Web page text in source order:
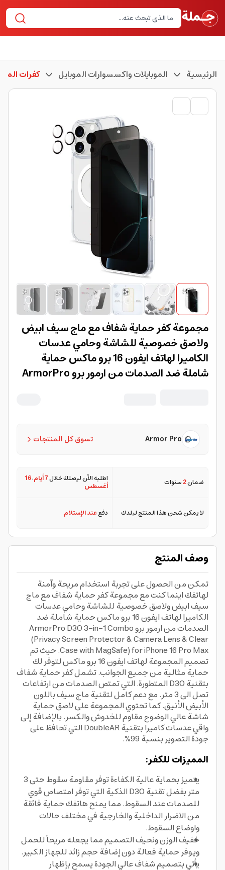
الرئيسية الموبايلات واكسسوارات الموبايل كفرات
مجموعة كفر حماية شفاف مع ماج سيف ابيض
ولاصق خصوصية للشاشة وحامي عدسات
الكاميرا لهاتف ايفون 16 برو ماكس حماية
شاملة ضد الصدمات من ارمور برو ArmorPro
تسوق كل المنتجات Armor Pro
ضمان2سنوات اطلبه الآن ليصلك خلال7 أيام ،16
أغسطس
لا يمكن شحن هذا المنتج لبلدك دفععند الإستلام
وصف المنتج
تمكن من الحصول على تجربة استخدام مريحة وآمنة
لهاتفك اينما كنت مع مجموعة كفر حماية شفاف مع ماج
سيف ابيض ولاصق خصوصية للشاشة وحامي عدسات
الكاميرا لهاتف ايفون 16 برو ماكس حماية شاملة ضد
الصدمات من ارمور برو ArmorPro D3O 3-in-1 Combo
(Privacy Screen Protector & Camera Lens & Clear
Case with MagSafe) for iPhone 16 Pro Max. حيث تم
تصميم المجموعة لهاتف ايفون 16 برو ماكس لتوفر لك
حماية مثالية من جميع الجوانب. تشمل كفر حماية شفاف
بتقنية D3O المتطورة. التي تمتص الصدمات من ارتفاعات
تصل الى 3 متر. مع دعم كامل لتقنية ماج سيف باللون
الأبيض الأنيق. كما تحتوي المجموعة على لاصق حماية
شاشة عالي الوضوح مقاوم للخدوش والكسر. بالإضافة إلى
واقي عدسات كاميرا بتقنية DoubleAR التي تحافظ على
جودة التصوير بنسبة 99%.
المميزات للكفر:
يتميز بحماية عالية الكفاءة توفر مقاومة سقوط حتى 3
متر بفضل تقنية D3O الذكية التي توفر امتصاص قوي
للصدمات عند السقوط. مما يمنح هاتفك حماية فائقة
من الاضرار الداخلية والخارجية في مختلف حالات
واوضاع السقوط.
خفيف الوزن ونحيف التصميم مما يجعله مريحاً للحمل
ويوفر حماية فعالة دون إضافة حجم زائد للجهاز الكبير.
يأتي بتصميم شفاف عالي الجودة يسمح بإظهار